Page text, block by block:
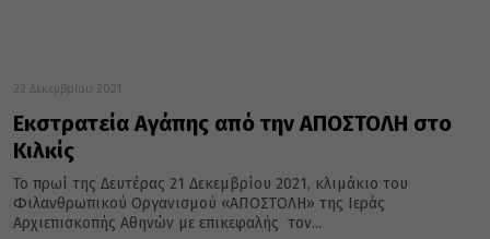
22 Δεκεμβρίου 2021
Εκστρατεία Αγάπης από την ΑΠΟΣΤΟΛΗ στο
Κιλκίς
Το πρωί της Δευτέρας 21 Δεκεμβρίου 2021, κλιμάκιο του
Φιλανθρωπικού Οργανισμού «ΑΠΟΣΤΟΛΗ» της Ιεράς
Αρχιεπισκοπής Αθηνών με επικεφαλής τον...